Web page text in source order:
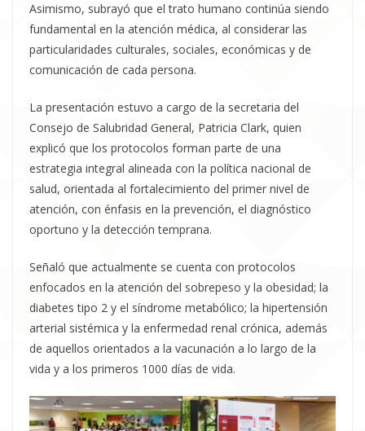
Asimismo, subrayó que el trato humano continúa siendo
fundamental en la atención médica, al considerar las
particularidades culturales, sociales, económicas y de
comunicación de cada persona.
La presentación estuvo a cargo de la secretaria del
Consejo de Salubridad General, Patricia Clark, quien
explicó que los protocolos forman parte de una
estrategia integral alineada con la política nacional de
salud, orientada al fortalecimiento del primer nivel de
atención, con énfasis en la prevención, el diagnóstico
oportuno y la detección temprana.
Señaló que actualmente se cuenta con protocolos
enfocados en la atención del sobrepeso y la obesidad; la
diabetes tipo 2 y el síndrome metabólico; la hipertensión
arterial sistémica y la enfermedad renal crónica, además
de aquellos orientados a la vacunación a lo largo de la
vida y a los primeros 1000 días de vida.